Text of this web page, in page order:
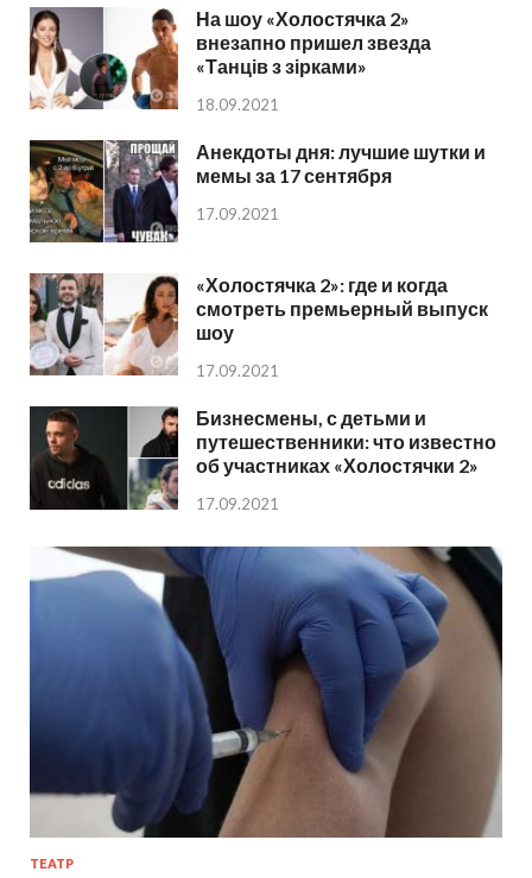
На шоу «Холостячка 2»
внезапно пришел звезда
«Танців з зірками»
18.09.2021
Анекдоты дня: лучшие шутки и
мемы за 17 сентября
17.09.2021
«Холостячка 2»: где и когда
смотреть премьерный выпуск
шоу
17.09.2021
Бизнесмены, с детьми и
путешественники: что известно
об участниках «Холостячки 2»
17.09.2021
ТЕАТР